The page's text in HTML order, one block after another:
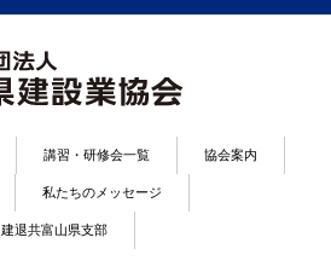
講習・研修会一覧 協会案内
私たちのメッセージ
建退共富山県支部